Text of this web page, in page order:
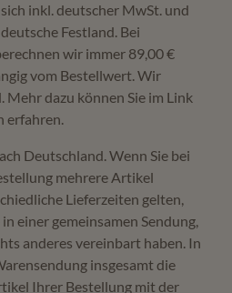
inkl. deutscher MwSt. und
Festland. Bei
wir immer 89,00 €
vom Bestellwert. Wir
Mehr dazu können Sie im Link
erfahren.
Deutschland. Wenn Sie bei
mehrere Artikel
Lieferzeiten gelten,
einer gemeinsamen Sendung,
anderes vereinbart haben. In
insgesamt die
Ihrer Bestellung mit der